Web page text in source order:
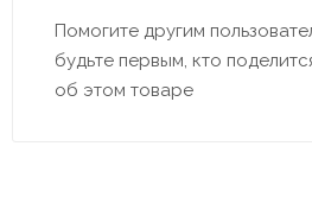
Помогите другим
будьте первым, кто
об этом товаре